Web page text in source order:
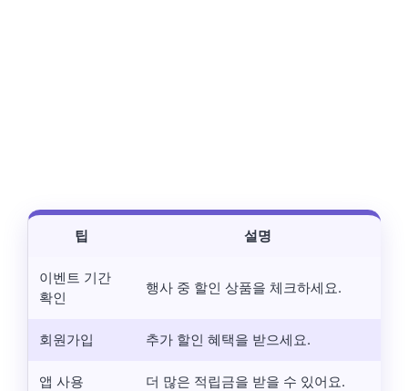
팁 설명
이벤트 기간
확인
행사 중 할인 상품을 체크하세요.
회원가입 추가 할인 혜택을 받으세요.
앱 사용 더 많은 적립금을 받을 수 있어요.